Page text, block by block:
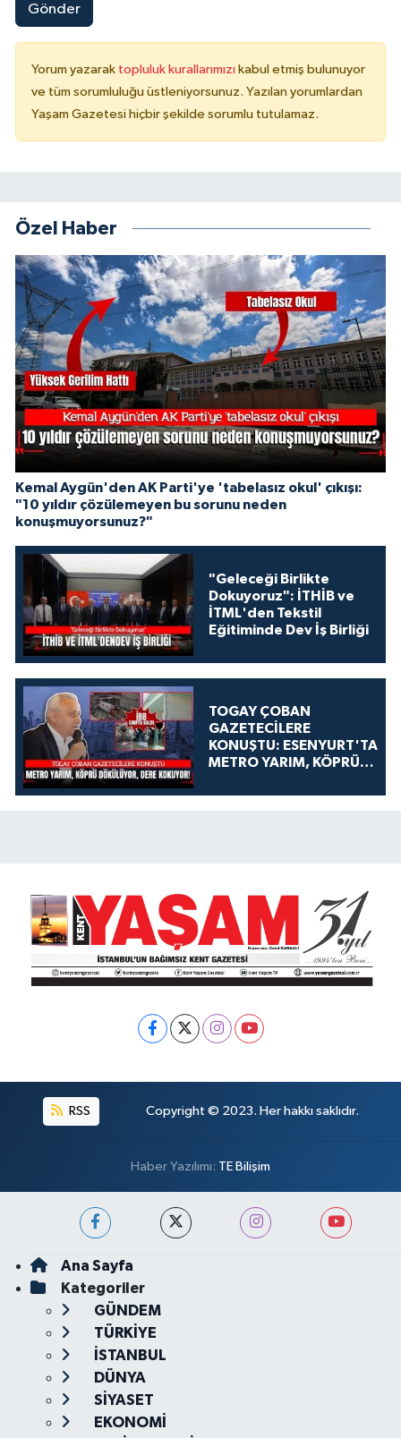
Gönder
Yorum yazarak topluluk kurallarımızı kabul etmiş bulunuyor
ve tüm sorumluluğu üstleniyorsunuz. Yazılan yorumlardan
Yaşam Gazetesi hiçbir şekilde sorumlu tutulamaz.
Özel Haber
Kemal Aygün'den AK Parti'ye 'tabelasız okul' çıkışı:
"10 yıldır çözülemeyen bu sorunu neden
konuşmuyorsunuz?"
"Geleceği Birlikte
Dokuyoruz": İTHİB ve
İTML'den Tekstil
Eğitiminde Dev İş Birliği
TOGAY ÇOBAN
GAZETECİLERE
KONUŞTU: ESENYURT'TA
METRO YARIM, KÖPRÜ
KOKUYOR!
RSS Copyright © 2023. Her hakkı saklıdır.
Haber Yazılımı: TE Bilişim
Ana Sayfa
Kategoriler
GÜNDEM
TÜRKİYE
İSTANBUL
DÜNYA
SİYASET
EKONOMİ